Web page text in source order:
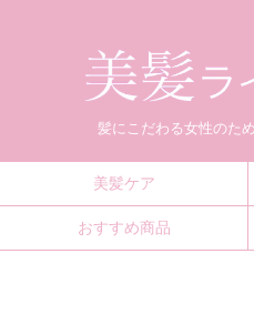
髪にこだわる女性のた
美髪ケア
おすすめ商品